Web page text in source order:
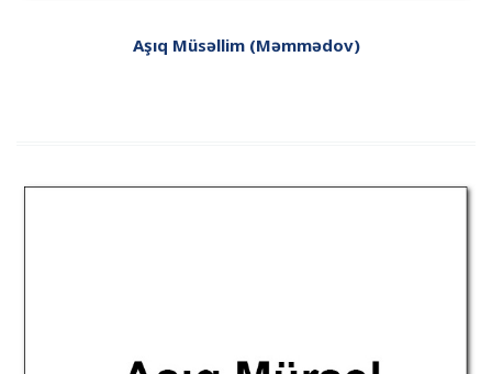
Aşıq Müsəllim (Məmmədov)